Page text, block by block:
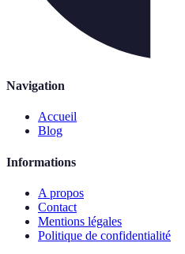
Navigation
Accueil
Blog
Informations
A propos
Contact
Mentions légales
Politique de confidentialité